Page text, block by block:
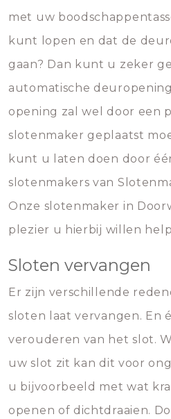
met uw
kunt lopen en dat de
gaan? Dan kunt u zeker
automatische
opening zal wel door een
slotenmaker geplaatst
kunt u laten doen door
slotenmakers van
Onze slotenmaker in
plezier u hierbij willen
Sloten vervangen
Er zijn verschillende
sloten laat vervangen. En
verouderen van het slot.
uw slot zit kan dit voor
u bijvoorbeeld met wat
openen of dichtdraaien.